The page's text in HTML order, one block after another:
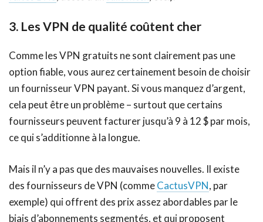
3. Les VPN de qualité coûtent cher
Comme les VPN gratuits ne sont clairement pas une
option fiable, vous aurez certainement besoin de choisir
un fournisseur VPN payant. Si vous manquez d’argent,
cela peut être un problème – surtout que certains
fournisseurs peuvent facturer jusqu’à 9 à 12 $ par mois,
ce qui s’additionne à la longue.
Mais il n’y a pas que des mauvaises nouvelles. Il existe
des fournisseurs de VPN (commeCactusVPN, par
exemple) qui offrent des prix assez abordables par le
biais d’abonnements segmentés, et qui proposent